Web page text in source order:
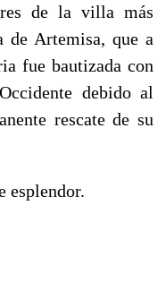
de la villa más
de Artemisa, que a
fue bautizada con
debido al
rescate de su
esplendor.